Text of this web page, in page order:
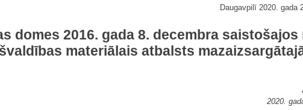
Daugavpilī 2020. gada
domes 2016. gada 8. decembra
materiālais atbalsts
2020.